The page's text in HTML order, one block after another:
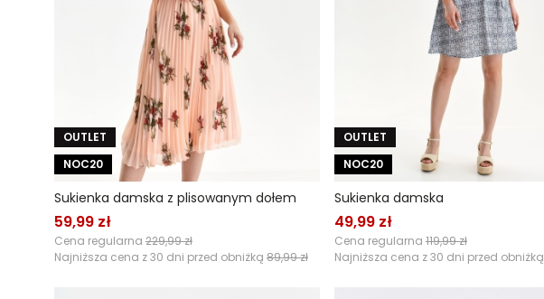
OUTLET
NOC20
Sukienka damska z plisowanym dołem
59,99 zł
Cena regularna 229,99 zł
Najniższa cena z 30 dni przed obniżką 89,99 zł
OUTLET
NOC20
Sukienka damska
49,99 zł
Cena regularna 119,99 zł
Najniższa cena z 30 dni przed obniżką